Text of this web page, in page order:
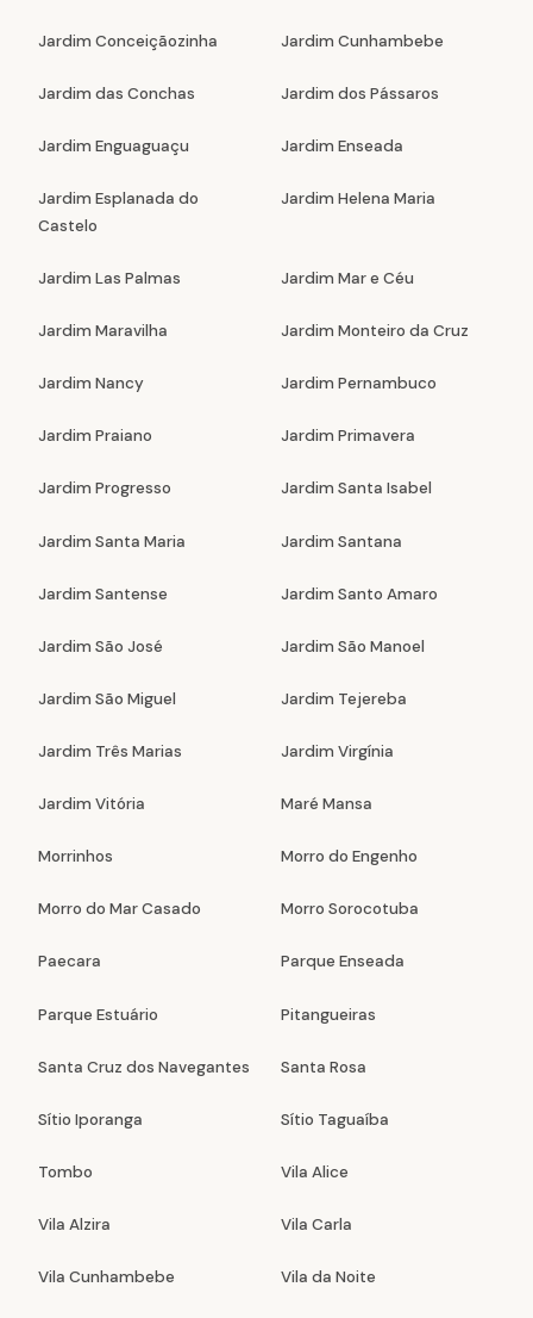
Jardim Conceiçãozinha Jardim Cunhambebe
Jardim das Conchas Jardim dos Pássaros
Jardim Enguaguaçu Jardim Enseada
Jardim Esplanada do
Castelo
Jardim Helena Maria
Jardim Las Palmas Jardim Mar e Céu
Jardim Maravilha Jardim Monteiro da Cruz
Jardim Nancy Jardim Pernambuco
Jardim Praiano Jardim Primavera
Jardim Progresso Jardim Santa Isabel
Jardim Santa Maria Jardim Santana
Jardim Santense Jardim Santo Amaro
Jardim São José Jardim São Manoel
Jardim São Miguel Jardim Tejereba
Jardim Três Marias Jardim Virgínia
Jardim Vitória Maré Mansa
Morrinhos Morro do Engenho
Morro do Mar Casado Morro Sorocotuba
Paecara Parque Enseada
Parque Estuário Pitangueiras
Santa Cruz dos Navegantes Santa Rosa
Sítio Iporanga Sítio Taguaíba
Tombo Vila Alice
Vila Alzira Vila Carla
Vila Cunhambebe Vila da Noite